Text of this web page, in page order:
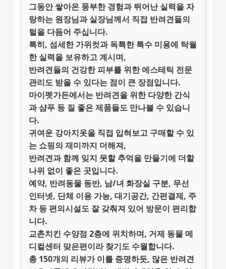
그동안 쌓아온 풍부한 경험과 뛰어난 실력을 자
랑하는 원장님과 실장님께서 직접 반려견들의
털을 다듬어 주십니다.
특히, 섬세한가위컷과 독특한특수 미용에 탁월
한 실력을 보유하고 계시며,
반려견들의 건강한 피부를 위한에스테틱 전문
관리도 받을 수 있다는 점이 큰 장점입니다.
마이펫가든에서는 반려견을 위한 다양한 간식
과 샴푸 등 질 좋은 제품들도 만나볼 수 있습니
다.
귀여운 강아지옷을 직접 입혀보고 구매할 수 있
는 쇼핑의 재미까지 더해져,
반려견과 함께 잊지 못할 추억을 만들기에 더할
나위 없이 좋은 곳입니다.
예약, 반려동물 동반, 남/녀 화장실 구분, 무선
인터넷, 단체 이용 가능, 대기공간, 간편결제, 주
차 등 편의시설도 잘 갖춰져 있어 방문이 편리합
니다.
교촌치킨 수양점 2층에 위치하며, 거제 동물 메
디컬센터 맞은편이라 찾기도 수월합니다.
총 150개의 리뷰가 이를 증명하듯, 많은 반려견